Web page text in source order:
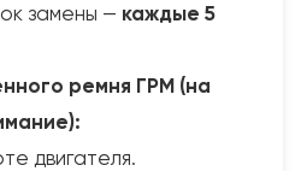
замены — каждые 5
ремня ГРМ (на
двигателя.